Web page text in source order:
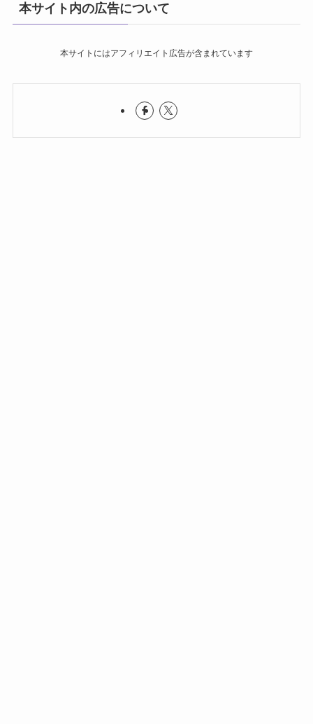
本サイト内の広告について
本サイトにはアフィリエイト広告が含まれています